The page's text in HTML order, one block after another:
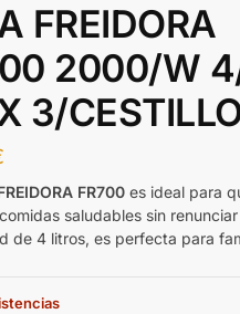
FREIDORA
2000/W
3/
FR700 es ideal para
saludables sin
de 4 litros, es perfecta para